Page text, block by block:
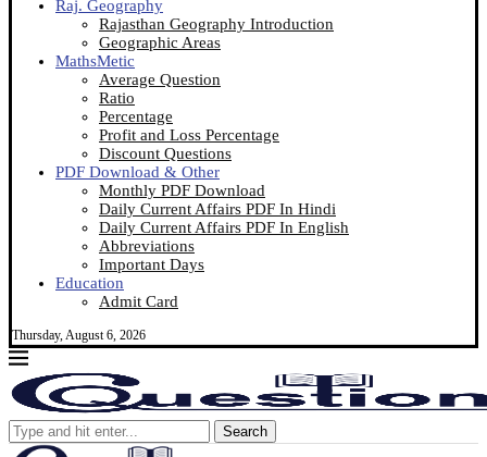
Raj. Geography
Rajasthan Geography Introduction
Geographic Areas
MathsMetic
Average Question
Ratio
Percentage
Profit and Loss Percentage
Discount Questions
PDF Download & Other
Monthly PDF Download
Daily Current Affairs PDF In Hindi
Daily Current Affairs PDF In English
Abbreviations
Important Days
Education
Admit Card
Thursday, August 6, 2026
Search